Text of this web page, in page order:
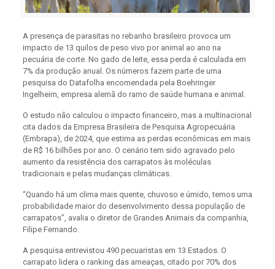
A presença de parasitas no rebanho brasileiro provoca um
impacto de 13 quilos de peso vivo por animal ao ano na
pecuária de corte. No gado de leite, essa perda é calculada em
7% da produção anual. Os números fazem parte de uma
pesquisa do Datafolha encomendada pela Boehringer
Ingelheim, empresa alemã do ramo de saúde humana e animal.
O estudo não calculou o impacto financeiro, mas a multinacional
cita dados da Empresa Brasileira de Pesquisa Agropecuária
(Embrapa), de 2024, que estima as perdas econômicas em mais
de R$ 16 bilhões por ano. O cenário tem sido agravado pelo
aumento da resistência dos carrapatos às moléculas
tradicionais e pelas mudanças climáticas.
“Quando há um clima mais quente, chuvoso e úmido, temos uma
probabilidade maior do desenvolvimento dessa população de
carrapatos”, avalia o diretor de Grandes Animais da companhia,
Filipe Fernando.
A pesquisa entrevistou 490 pecuaristas em 13 Estados. O
carrapato lidera o ranking das ameaças, citado por 70% dos